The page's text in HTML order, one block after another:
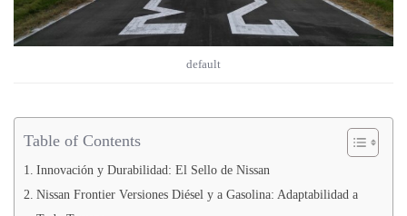
default
Table of Contents
Innovación y Durabilidad: El Sello de Nissan
Nissan Frontier Versiones Diésel y a Gasolina: Adaptabilidad a